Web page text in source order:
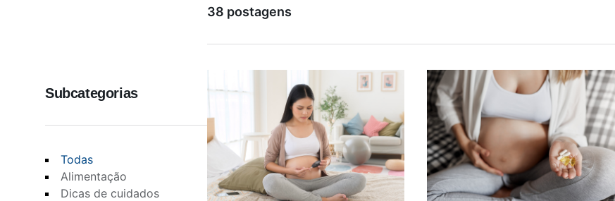
Saúde do homem
Subcategorias
Todas
Alimentação
Dicas de cuidados
38 postagens